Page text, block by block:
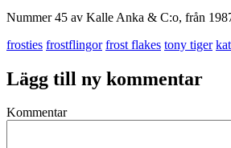
Nummer 45 av Kalle Anka & C:o, från
frosties frostflingor frost flakes tony tiger
Lägg till ny kommentar
Kommentar